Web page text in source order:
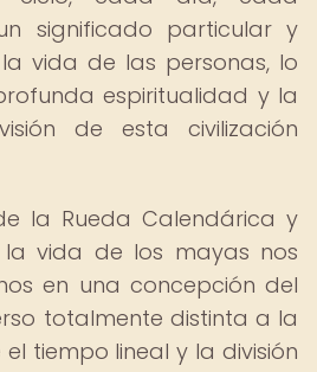
significado particular y
vida de las personas, lo
espiritualidad y la
de esta civilización
la Rueda Calendárica y
vida de los mayas nos
en una concepción del
totalmente distinta a la
tiempo lineal y la división